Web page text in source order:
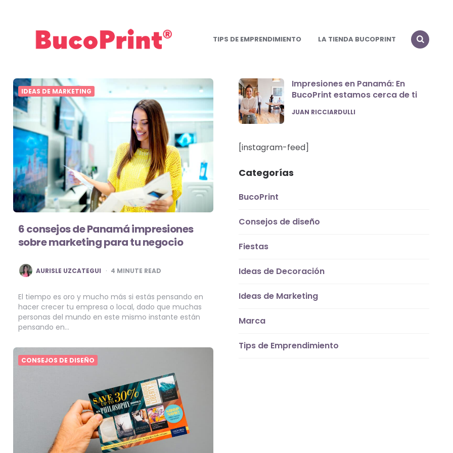
THE
HUB
EL
BLOG
BUCOPRINT
PANAMÁ
TIPS DE EMPRENDIMIENTO LA TIENDA BUCOPRINT
IDEAS DE MARKETING
6 consejos de Panamá impresiones
sobre marketing para tu negocio
POSTED
BY
AURISLE UZCATEGUI 4 MINUTE READ
El tiempo es oro y mucho más si estás pensando en
hacer crecer tu empresa o local, dado que muchas
personas del mundo en este mismo instante están
pensando en…
CONSEJOS DE DISEÑO
Impresiones en Panamá: En
BucoPrint estamos cerca de ti
POSTED
JUAN RICCIARDULLI
[instagram-feed]
Categorías
BucoPrint
Consejos de diseño
Fiestas
Ideas de Decoración
Ideas de Marketing
Marca
Tips de Emprendimiento